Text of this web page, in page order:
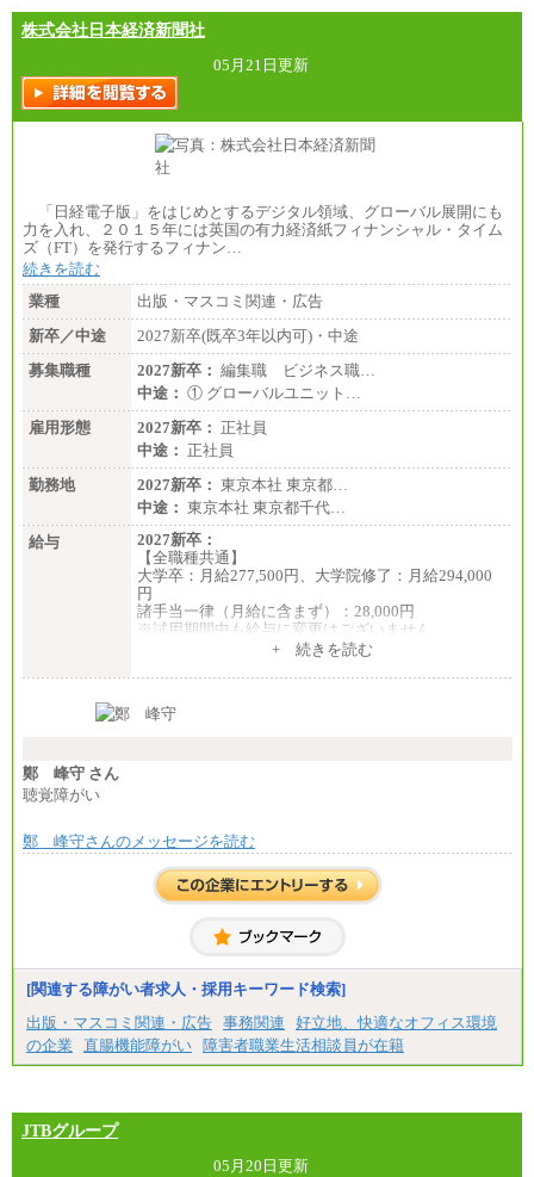
株式会社日本経済新聞社
05月21日更新
「日経電子版」をはじめとするデジタル領域、グローバル展開にも
力を入れ、２０１５年には英国の有力経済紙フィナンシャル・タイム
ズ（FT）を発行するフィナン…
続きを読む
業種
出版・マスコミ関連・広告
新卒／中途
2027新卒(既卒3年以内可)・中途
募集職種
2027新卒： 編集職 ビジネス職…
中途： ① グローバルユニット…
雇用形態
2027新卒： 正社員
中途： 正社員
勤務地
2027新卒： 東京本社 東京都…
中途： 東京本社 東京都千代…
給与
2027新卒：
【全職種共通】
大学卒：月給277,500円、大学院修了：月給294,000
円
諸手当一律（月給に含まず）：28,000円
※試用期間中も給与に変更はございません
月給370,000円～
ます。
+ 続きを読む
鄭 峰守 さん
聴覚障がい
鄭 峰守さんのメッセージを読む
[関連する障がい者求人・採用キーワード検索]
出版・マスコミ関連・広告 事務関連
好立地、快適なオフィス環境
の企業
直腸機能障がい 障害者職業生活相談員が在籍
JTBグループ
05月20日更新